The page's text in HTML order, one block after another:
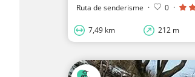
Ruta de senderisme · 0 ·
7,49 km 212 m